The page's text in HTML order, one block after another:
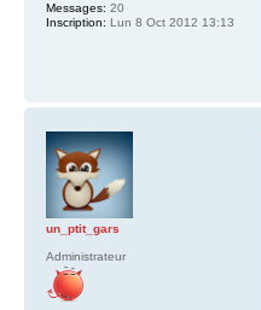
Messages: 20
Inscription: Lun 8 Oct 2012 13:13
un_ptit_gars
Administrateur